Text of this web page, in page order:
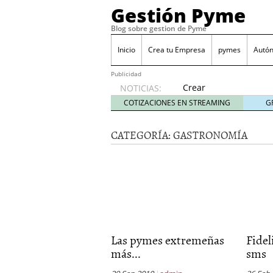
Gestión Pyme
Blog sobre gestion de Pyme
Inicio Crea tu Empresa pymes
Publicidad
NOTICIAS:
Crear
empresa
online vs
tradicional:
ventajas
septiembre 4, 2025
Cómo convertir tu
Los CRM: Impulsores
Reubicación
COTIZACIONES EN STREAMING
CATEGORÍA:GASTRONOMÍA
Las pymes extremeñas
más... sms